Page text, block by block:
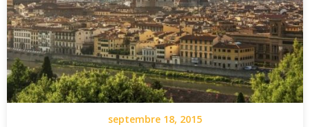
septembre 18, 2015